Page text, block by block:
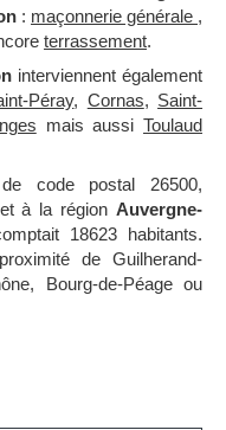
: maçonnerie générale ,
terrassement.
interviennent également
Péray, Cornas, Saint-
mais aussi Toulaud
code postal 26500,
à la région Auvergne-
18623 habitants.
de Guilherand-
Bourg-de-Péage ou